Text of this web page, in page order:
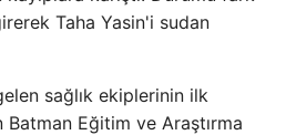
Taha Yasin'i sudan
sağlık ekiplerinin ilk
Batman Eğitim ve Araştırma